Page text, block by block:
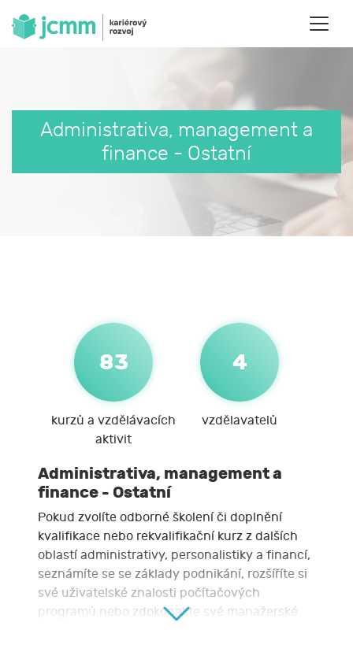
Administrativa, management a
finance - Ostatní
83
kurzů a vzdělávacích
aktivit
4
vzdělavatelů
Administrativa, management a
finance - Ostatní
Pokud zvolíte odborné školení či doplnění
kvalifikace nebo rekvalifikační kurz z dalších
oblastí administrativy, personalistiky a financí,
seznámíte se se základy podnikání, rozšíříte si
své uživatelské znalosti počítačových
programů nebo zdokonalíte své manažerské